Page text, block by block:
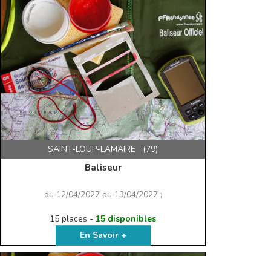
SAINT-LOUP-LAMAIRE (79)
Baliseur
du 12/04/2027 au 13/04/2027 ;
15 places - 15 disponibles
En Savoir +